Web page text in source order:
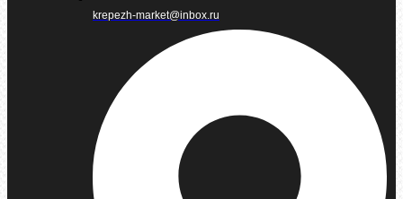
krepezh-market@inbox.ru